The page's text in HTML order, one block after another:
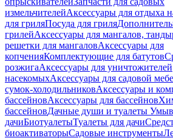
измельчителейАксессуары для отдыха
для гриляПосуда для гриля
грилейАксессуары для мангалов,
решетки для мангаловАксессуары для
копченияКомплектующие для батутов
розжигаАксессуары для уничтожителей
насекомыхАксессуары для садовой
сумок-холодильниковАксессуары и
бассейновАксессуары для бассейнов
бассейновДачные души и туалеты
дачиБиотуалетыТуалеты для дачи
биоактиваторыСадовые инструменты